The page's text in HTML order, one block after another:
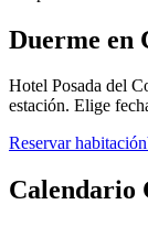
Duerme en
Hotel Posada del
estación. Elige
Reservar habitación
Calendario